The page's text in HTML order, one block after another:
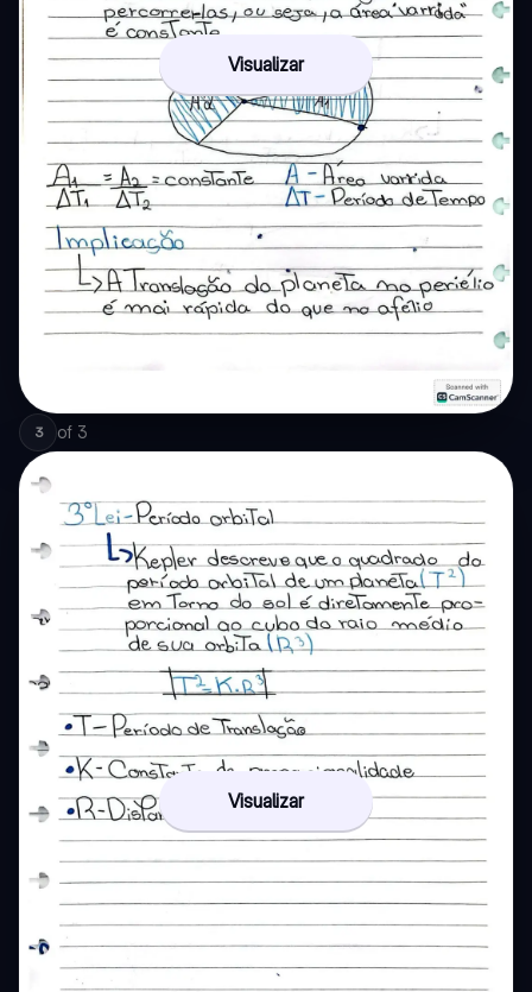
Visualizar
3 of 3
Visualizar